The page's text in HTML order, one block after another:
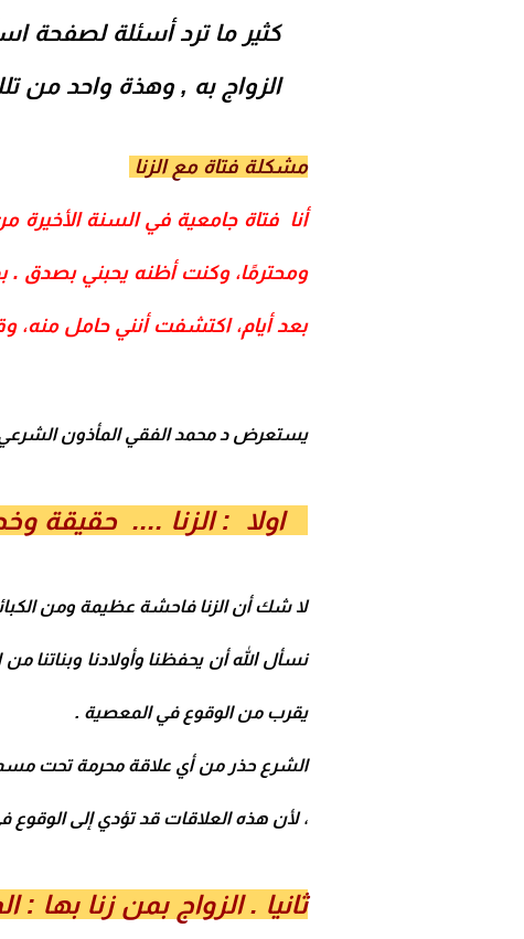
كثير ما ترد أسئلة لصفحة
الزواج به , وهذة واحد من
مشكلة فتاة مع الزنا
أنا فتاة جامعية في السنة
ومحترمًا، وكنت أظنه يحبني بصدق .
بعد أيام، اكتشفت أنني حامل منه،
يستعرض د محمد الفقي المأذون الشرعي
اولا : الزنا .... حقيقة
لا شك أن الزنا فاحشة عظيمة ومن
نسأل الله أن يحفظنا وأولادنا وبناتنا
يقرب من الوقوع في المعصية .
الشرع حذر من أي علاقة محرمة تحت
، لأن هذه العلاقات قد تؤدي إلى الوقوع
ثانيا . الزواج بمن زنا بها